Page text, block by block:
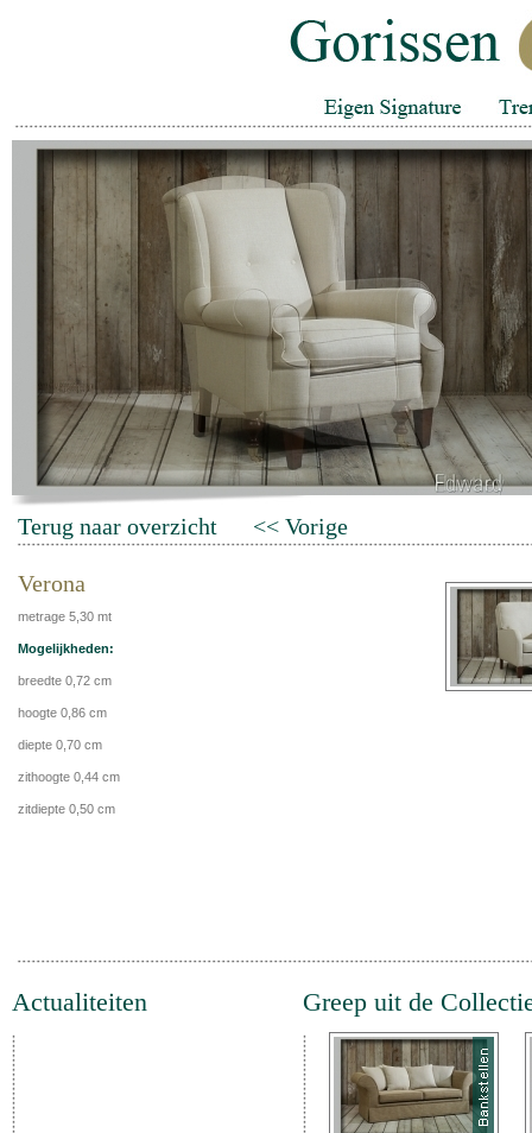
Terug naar overzicht << Vorige
Verona
metrage 5,30 mt
Mogelijkheden:
breedte 0,72 cm
hoogte 0,86 cm
diepte 0,70 cm
zithoogte 0,44 cm
zitdiepte 0,50 cm
Actualiteiten Greep uit de